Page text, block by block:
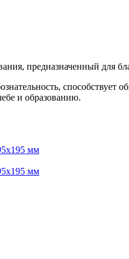
предназначенный для
и образованию.
мм
мм